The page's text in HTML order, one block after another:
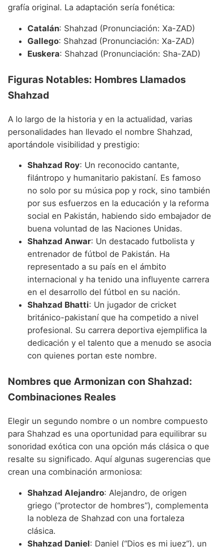
grafía original. La adaptación sería fonética:
Catalán: Shahzad (Pronunciación: Xa-ZAD)
Gallego: Shahzad (Pronunciación: Xa-ZAD)
Euskera: Shahzad (Pronunciación: Sha-ZAD)
Figuras Notables: Hombres Llamados
Shahzad
A lo largo de la historia y en la actualidad, varias
personalidades han llevado el nombre Shahzad,
aportándole visibilidad y prestigio:
Shahzad Roy: Un reconocido cantante,
filántropo y humanitario pakistaní. Es famoso
no solo por su música pop y rock, sino también
por sus esfuerzos en la educación y la reforma
social en Pakistán, habiendo sido embajador de
buena voluntad de las Naciones Unidas.
Shahzad Anwar: Un destacado futbolista y
entrenador de fútbol de Pakistán. Ha
representado a su país en el ámbito
internacional y ha tenido una influyente carrera
en el desarrollo del fútbol en su nación.
Shahzad Bhatti: Un jugador de cricket
británico-pakistaní que ha competido a nivel
profesional. Su carrera deportiva ejemplifica la
dedicación y el talento que a menudo se asocia
con quienes portan este nombre.
Nombres que Armonizan con Shahzad:
Combinaciones Reales
Elegir un segundo nombre o un nombre compuesto
para Shahzad es una oportunidad para equilibrar su
sonoridad exótica con una opción más clásica o que
resalte su significado. Aquí algunas sugerencias que
crean una combinación armoniosa:
Shahzad Alejandro: Alejandro, de origen
griego (“protector de hombres”), complementa
la nobleza de Shahzad con una fortaleza
clásica.
Shahzad Daniel: Daniel (“Dios es mi juez”), un